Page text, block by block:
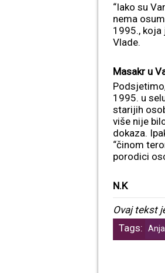
“Iako su
nema
1995., koja
Vlade.
Masakr u
1995. u
starijih
više nije
dokaza.
“činom
porodici
N.K
Ovaj tekst
Tags: